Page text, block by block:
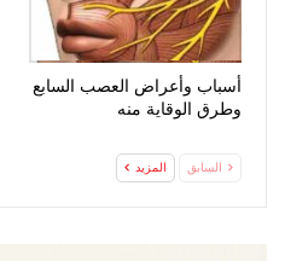
أسباب وأعراض العصب السابع
وطرق الوقاية منه
السابق المزيد